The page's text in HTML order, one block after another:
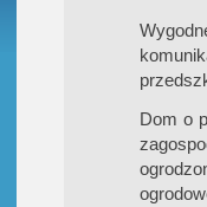
Dom o